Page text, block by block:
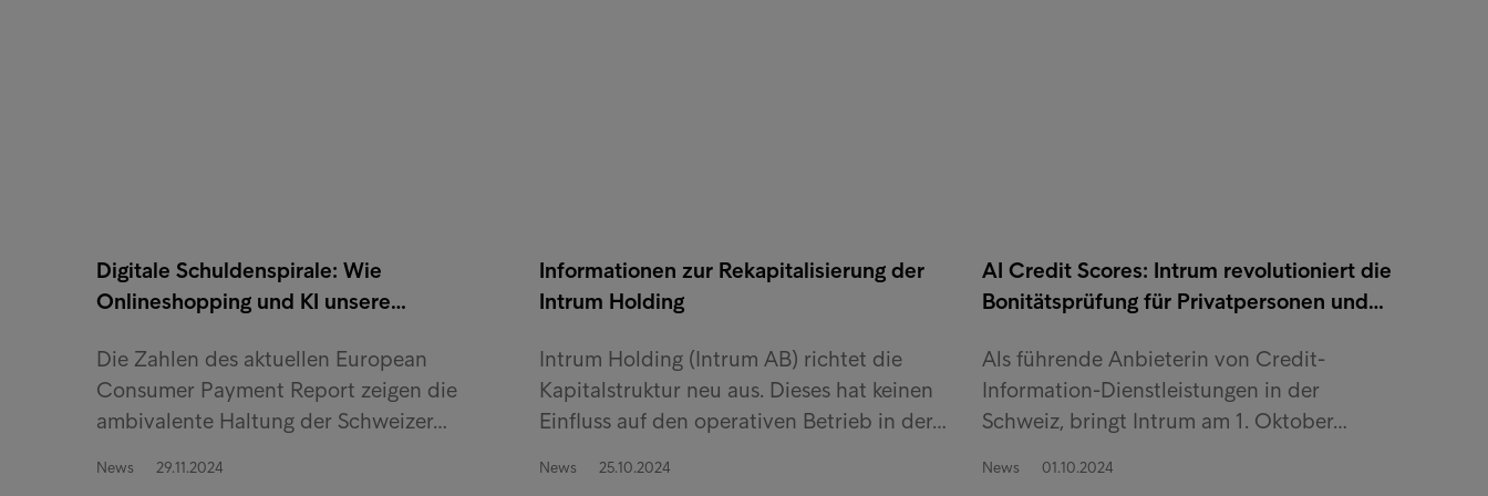
Digitale Schuldenspirale: Wie
Onlineshopping und KI unsere…
Die Zahlen des aktuellen European
Consumer Payment Report zeigen die
ambivalente Haltung der Schweizer…
News 29.11.2024
Informationen zur Rekapitalisierung der
Intrum Holding
Intrum Holding (Intrum AB) richtet die
Kapitalstruktur neu aus. Dieses hat keinen
Einfluss auf den operativen Betrieb in der…
News 25.10.2024
AI Credit Scores: Intrum revolutioniert die
Bonitätsprüfung für Privatpersonen und…
Als führende Anbieterin von Credit-
Information-Dienstleistungen in der
Schweiz, bringt Intrum am 1. Oktober…
News 01.10.2024